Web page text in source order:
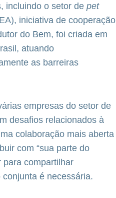
incluindo o setor de pet
iniciativa de cooperação
do Bem, foi criada em
atuando
as barreiras
empresas do setor de
desafios relacionados à
colaboração mais aberta
com “sua parte do
para compartilhar
é necessária.